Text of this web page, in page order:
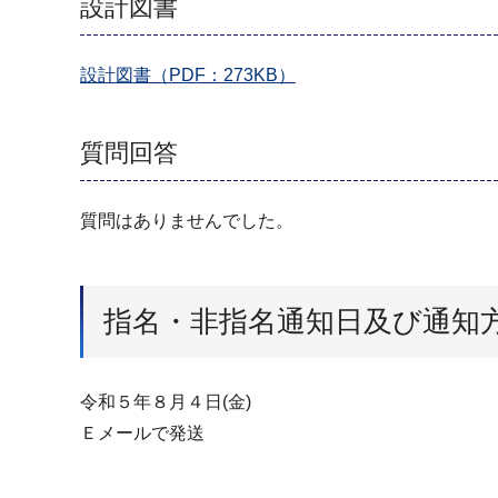
設計図書
設計図書（PDF：273KB）
質問回答
質問はありませんでした。
指名・非指名通知日及び通知
令和５年８月４日(金)
Ｅメールで発送